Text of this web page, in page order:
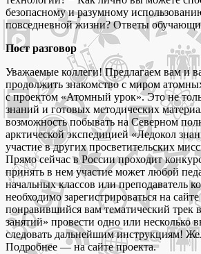
безопасному и разумному
повседневной жизни? Ответы
Пост разговор
Уважаемые коллеги! Предлагаем вам и
продолжить знакомство с миром
с проектом «Атомный урок». Это не
знаний и готовых методических
возможность побывать на Северном
арктической экспедицией «Ледокол
участие в других просветительских
Прямо сейчас в России проходит
принять в нем участие может любой
начальных классов или преподаватель
необходимо зарегистрироваться на
понравившийся вам тематический трек
занятий» провести одно или несколько
следовать дальнейшим инструкциям!
Подробнее — на сайте проекта.